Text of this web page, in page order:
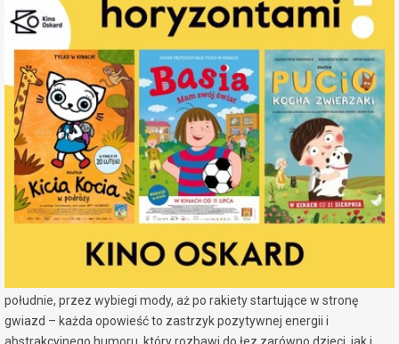
kosmos!
miejscowość:
adres:
Al. 1 Maja 7a
data i godzina:
21.07.2026, g. 12:00
Info
Opis wydarzenia:
Czy skarpetka może zostać przebiegłym szeryfem, genialnym
detektywem lub… międzygalaktycznym podróżnikiem? Oczywiście! W
najnowszej odsłonie kinowych przygód ulubione urwisy z szuflady
południe, przez wybiegi mody, aż po rakiety startujące w stronę
gwiazd – każda opowieść to zastrzyk pozytywnej energii i